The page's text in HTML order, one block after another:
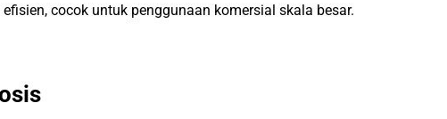
cocok untuk penggunaan komersial skala besar.